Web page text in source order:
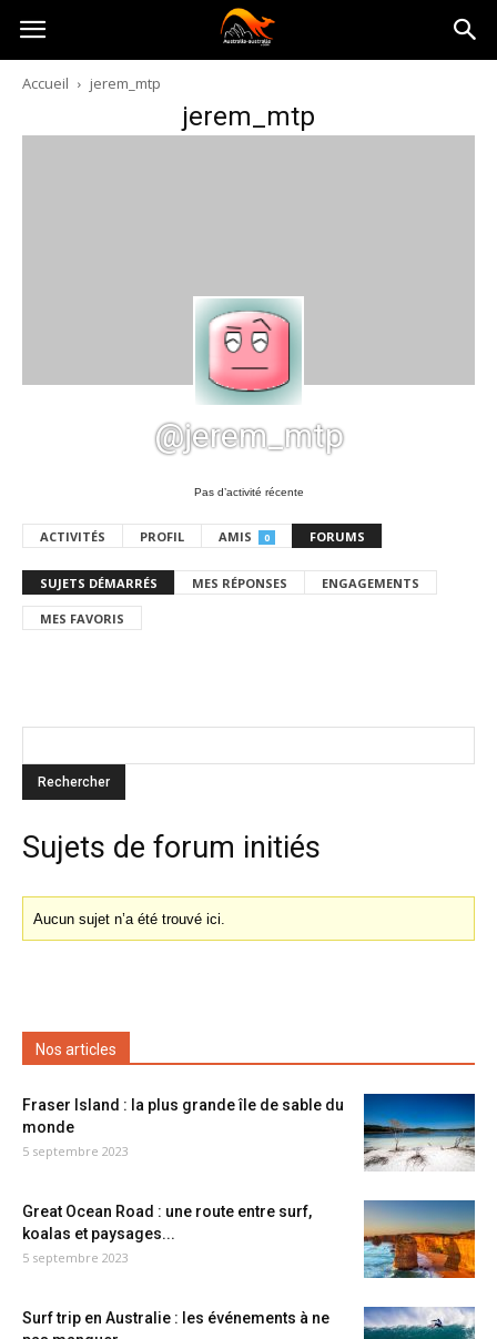
Australia-
australie.com
Accueil jerem_mtp
jerem_mtp
@jerem_mtp
Pas d’activité récente
ACTIVITÉS PROFIL AMIS 0 FORUMS
SUJETS DÉMARRÉS MES RÉPONSES ENGAGEMENTS
MES FAVORIS
Sujets de forum initiés
Aucun sujet n’a été trouvé ici.
Nos articles
Fraser Island : la plus grande île de sable du
monde
5 septembre 2023
Great Ocean Road : une route entre surf,
koalas et paysages...
5 septembre 2023
Surf trip en Australie : les événements à ne